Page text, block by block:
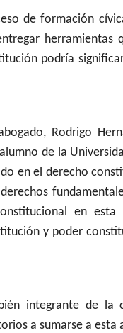
de formación
herramientas
podría
Rodrigo
de la
en el derecho
en
y poder
integrante de
a sumarse a